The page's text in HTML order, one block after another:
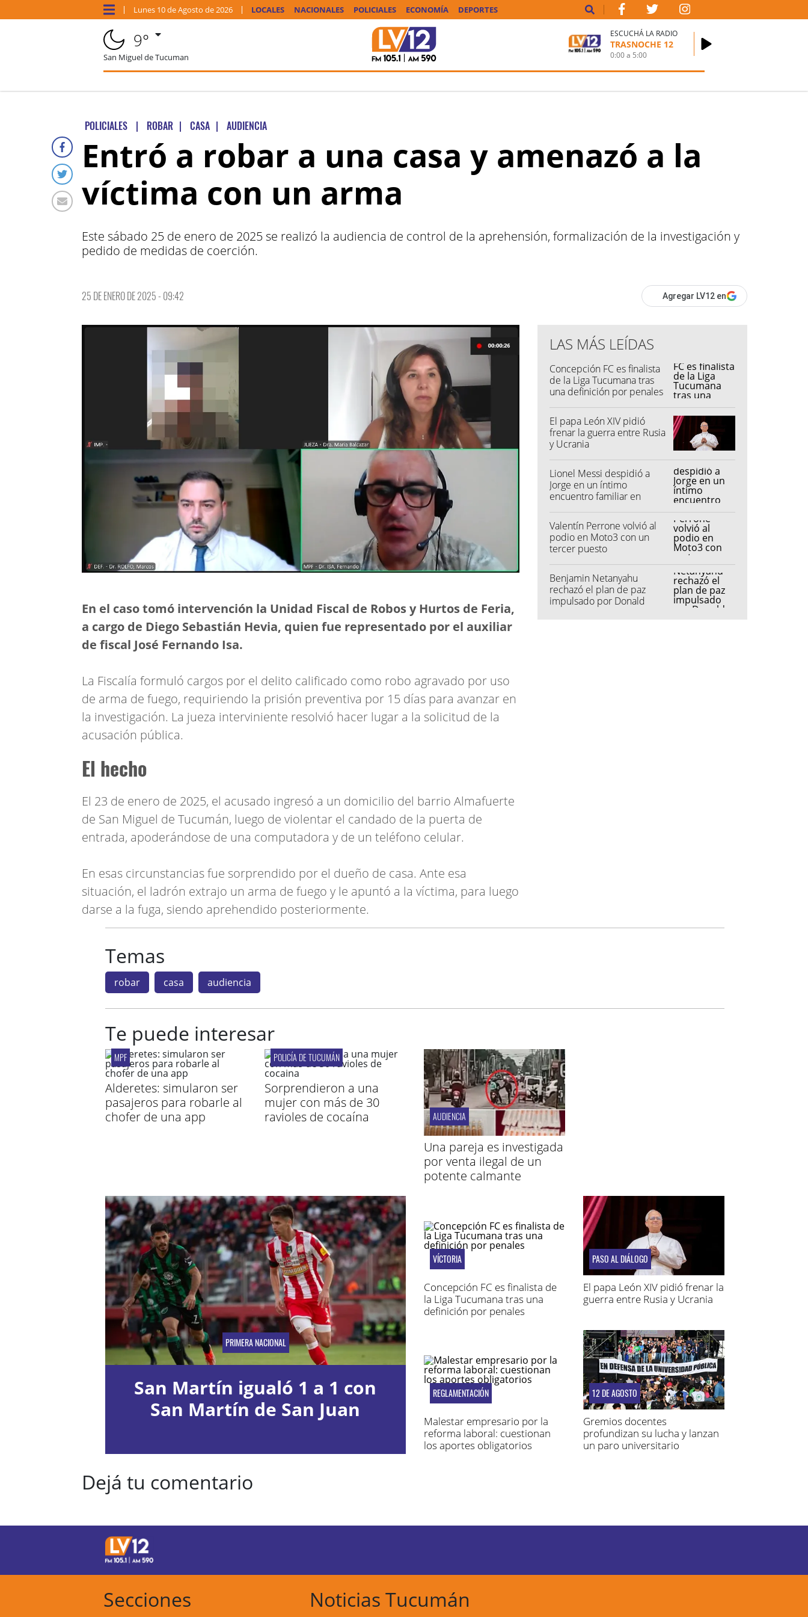
Lunes 10 deAgosto de 2026 LOCALES NACIONALES POLICIALES ECONOMÍA DEPORTES
9°
San Miguel de Tucuman
ESCUCHÁ LA RADIO
TRASNOCHE 12
0:00a 5:00
POLICIALES | ROBAR | CASA | AUDIENCIA
Entró a robar a una casa y amenazó a la
víctima con un arma
Este sábado 25 de enero de 2025 se realizó la audiencia de control de la aprehensión, formalización de la investigación y
pedido de medidas de coerción.
25 DE ENERO DE 2025 - 09:42 Agregar LV12 en
En el caso tomó intervención la Unidad Fiscal de Robos y Hurtos de Feria,
a cargo de Diego Sebastián Hevia, quien fue representado por el auxiliar
de fiscal José Fernando Isa.
La Fiscalía formuló cargos por el delito calificado como robo agravado por uso
de arma de fuego, requiriendo la prisión preventiva por 15 días para avanzar en
la investigación. La jueza interviniente resolvió hacer lugar a la solicitud de la
acusación pública.
El hecho
El 23 de enero de 2025, el acusado ingresó a un domicilio del barrio Almafuerte
de San Miguel de Tucumán, luego de violentar el candado de la puerta de
entrada, apoderándose de una computadora y de un teléfono celular.
En esas circunstancias fue sorprendido por el dueño de casa. Ante esa
situación, el ladrón extrajo un arma de fuego y le apuntó a la víctima, para luego
darse a la fuga, siendo aprehendido posteriormente.
LAS MÁS LEÍDAS
Concepción FC es finalista
de la Liga Tucumana tras
una definición por penales
El papa León XIV pidió
frenar la guerra entre Rusia
y Ucrania
Lionel Messi despidió a
Jorge en un íntimo
encuentro familiar en
Valentín Perrone volvió al
podio en Moto3 con un
tercer puesto
Benjamin Netanyahu
rechazó el plan de paz
impulsado por Donald
Temas
robar casa audiencia
Te puede interesar
MPF
Alderetes: simularon ser
pasajeros para robarle al
chofer de una app
POLICÍA DE TUCUMÁN
Sorprendieron a una
mujer con más de 30
ravioles de cocaína
AUDIENCIA
Una pareja es investigada
por venta ilegal de un
potente calmante
PRIMERA NACIONAL
San Martín igualó 1 a 1 con
San Martín de San Juan
VÍCTORIA
Concepción FC es finalista de
la Liga Tucumana tras una
definición por penales
PASO AL DIÁLOGO
El papa León XIV pidió frenar la
guerra entre Rusia y Ucrania
REGLAMENTACIÓN
Malestar empresario por la
reforma laboral: cuestionan
los aportes obligatorios
12 DE AGOSTO
Gremios docentes
profundizan su lucha y lanzan
un paro universitario
Dejá tu comentario
Secciones Noticias Tucumán